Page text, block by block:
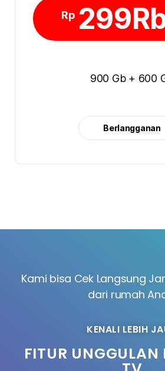
Rp
900 Gb + 600
Berlangganan
Kami bisa Cek Langsung
dari rumah
KENALI LEBIH
FITUR